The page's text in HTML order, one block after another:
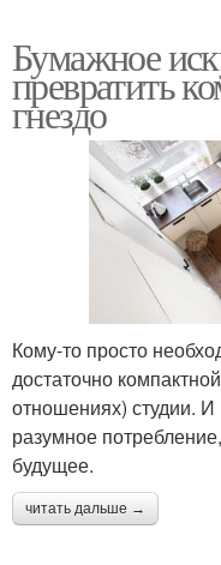
Бумажное
превратить
гнездо
Кому-то просто
достаточно
отношениях) студии.
разумное
будущее.
читать дальше →